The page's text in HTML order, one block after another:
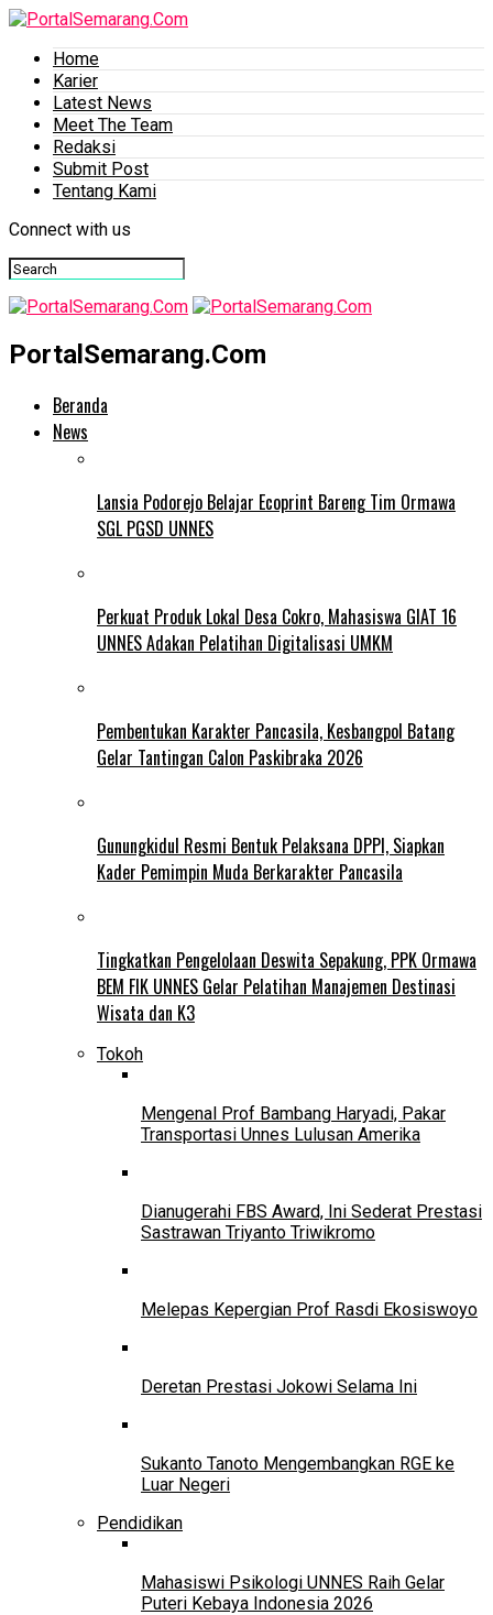
Home
Karier
Latest News
Meet The Team
Redaksi
Submit Post
Tentang Kami
Connect with us
PortalSemarang.Com
Beranda
News
Lansia Podorejo Belajar Ecoprint Bareng Tim Ormawa
SGL PGSD UNNES
Perkuat Produk Lokal Desa Cokro, Mahasiswa GIAT 16
UNNES Adakan Pelatihan Digitalisasi UMKM
Pembentukan Karakter Pancasila, Kesbangpol Batang
Gelar Tantingan Calon Paskibraka 2026
Gunungkidul Resmi Bentuk Pelaksana DPPI, Siapkan
Kader Pemimpin Muda Berkarakter Pancasila
Tingkatkan Pengelolaan Deswita Sepakung, PPK Ormawa
BEM FIK UNNES Gelar Pelatihan Manajemen Destinasi
Wisata dan K3
Tokoh
Mengenal Prof Bambang Haryadi, Pakar
Transportasi Unnes Lulusan Amerika
Dianugerahi FBS Award, Ini Sederat Prestasi
Sastrawan Triyanto Triwikromo
Melepas Kepergian Prof Rasdi Ekosiswoyo
Deretan Prestasi Jokowi Selama Ini
Sukanto Tanoto Mengembangkan RGE ke
Luar Negeri
Pendidikan
Mahasiswi Psikologi UNNES Raih Gelar
Puteri Kebaya Indonesia 2026